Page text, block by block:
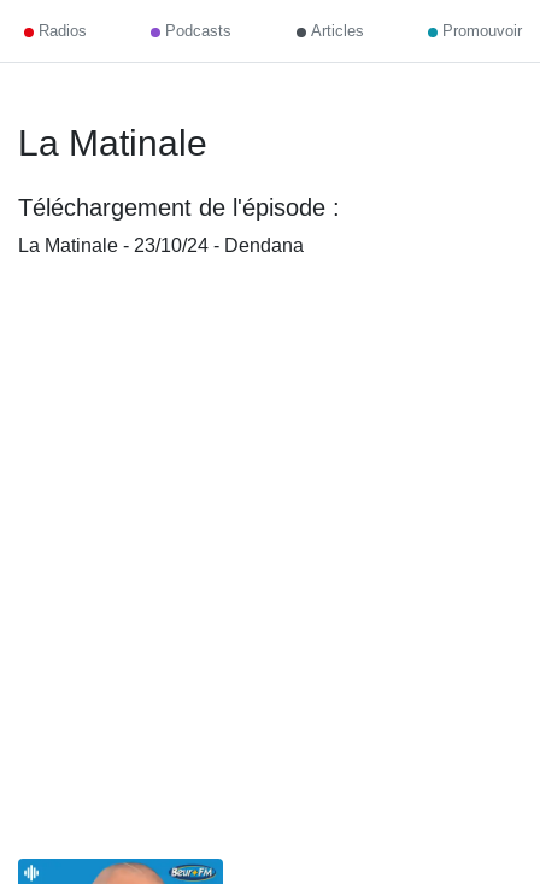
Radios Podcasts Articles Promouvoir
La Matinale
Téléchargement de l'épisode :
La Matinale - 23/10/24 - Dendana